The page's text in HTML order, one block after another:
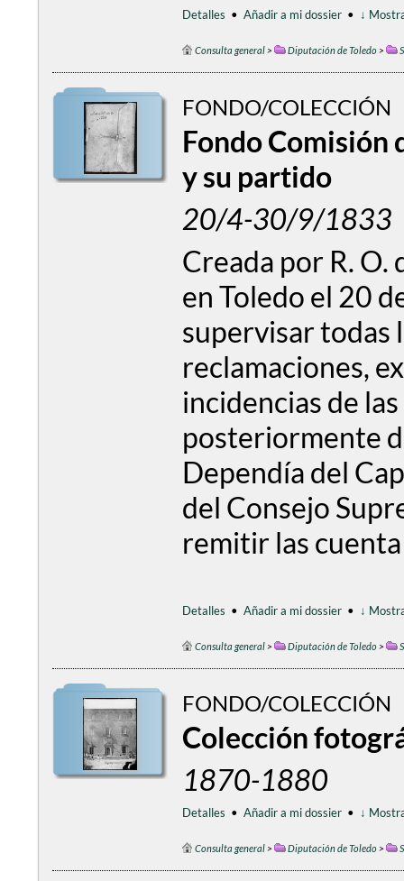
Detalles • Añadir a mi dossier • ↓
Consulta general> Diputación de Toledo>
FONDO/COLECCIÓN
Fondo Comisión
y su partido
20/4-30/9/1833
Creada por R. O.
en Toledo el 20
supervisar todas
reclamaciones,
incidencias de
posteriormente
Dependía del
del Consejo
remitir las
Detalles • Añadir a mi dossier • ↓
Consulta general> Diputación de Toledo>
FONDO/COLECCIÓN
Colección
1870-1880
Detalles • Añadir a mi dossier • ↓
Consulta general> Diputación de Toledo>